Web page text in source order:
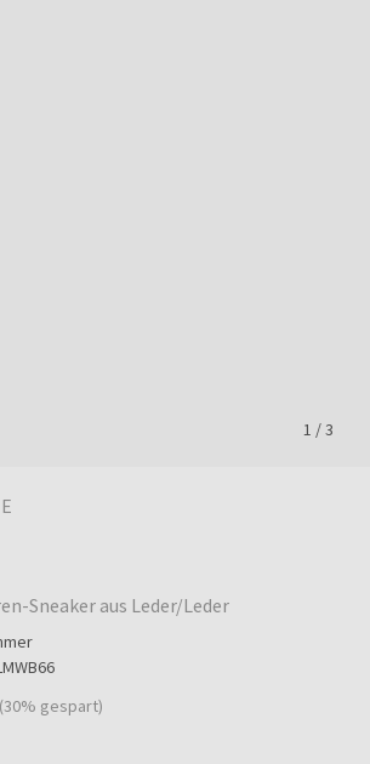
1 /3
Sneaker aus Leder/Leder
(30% gespart)